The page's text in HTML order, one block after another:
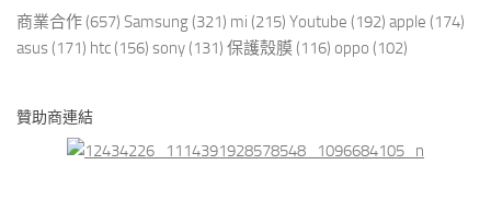
商業合作 (657) Samsung (321) mi (215) Youtube (192) apple (174)
asus (171) htc (156) sony (131) 保護殼膜 (116) oppo (102)
贊助商連結